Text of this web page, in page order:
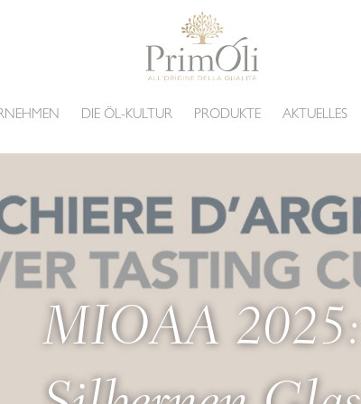
DIE ÖL-KULTUR PRODUKTE AKTUELLES
MIOAA 2025: